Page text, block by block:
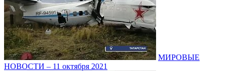
МИРОВЫЕ
НОВОСТИ – 11 октября 2021